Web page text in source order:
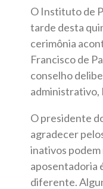
O Instituto de
tarde desta
cerimônia
Francisco de
conselho
administrativo,
O presidente
agradecer
inativos
aposentadoria
diferente.